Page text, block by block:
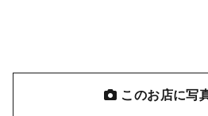
このお店に写